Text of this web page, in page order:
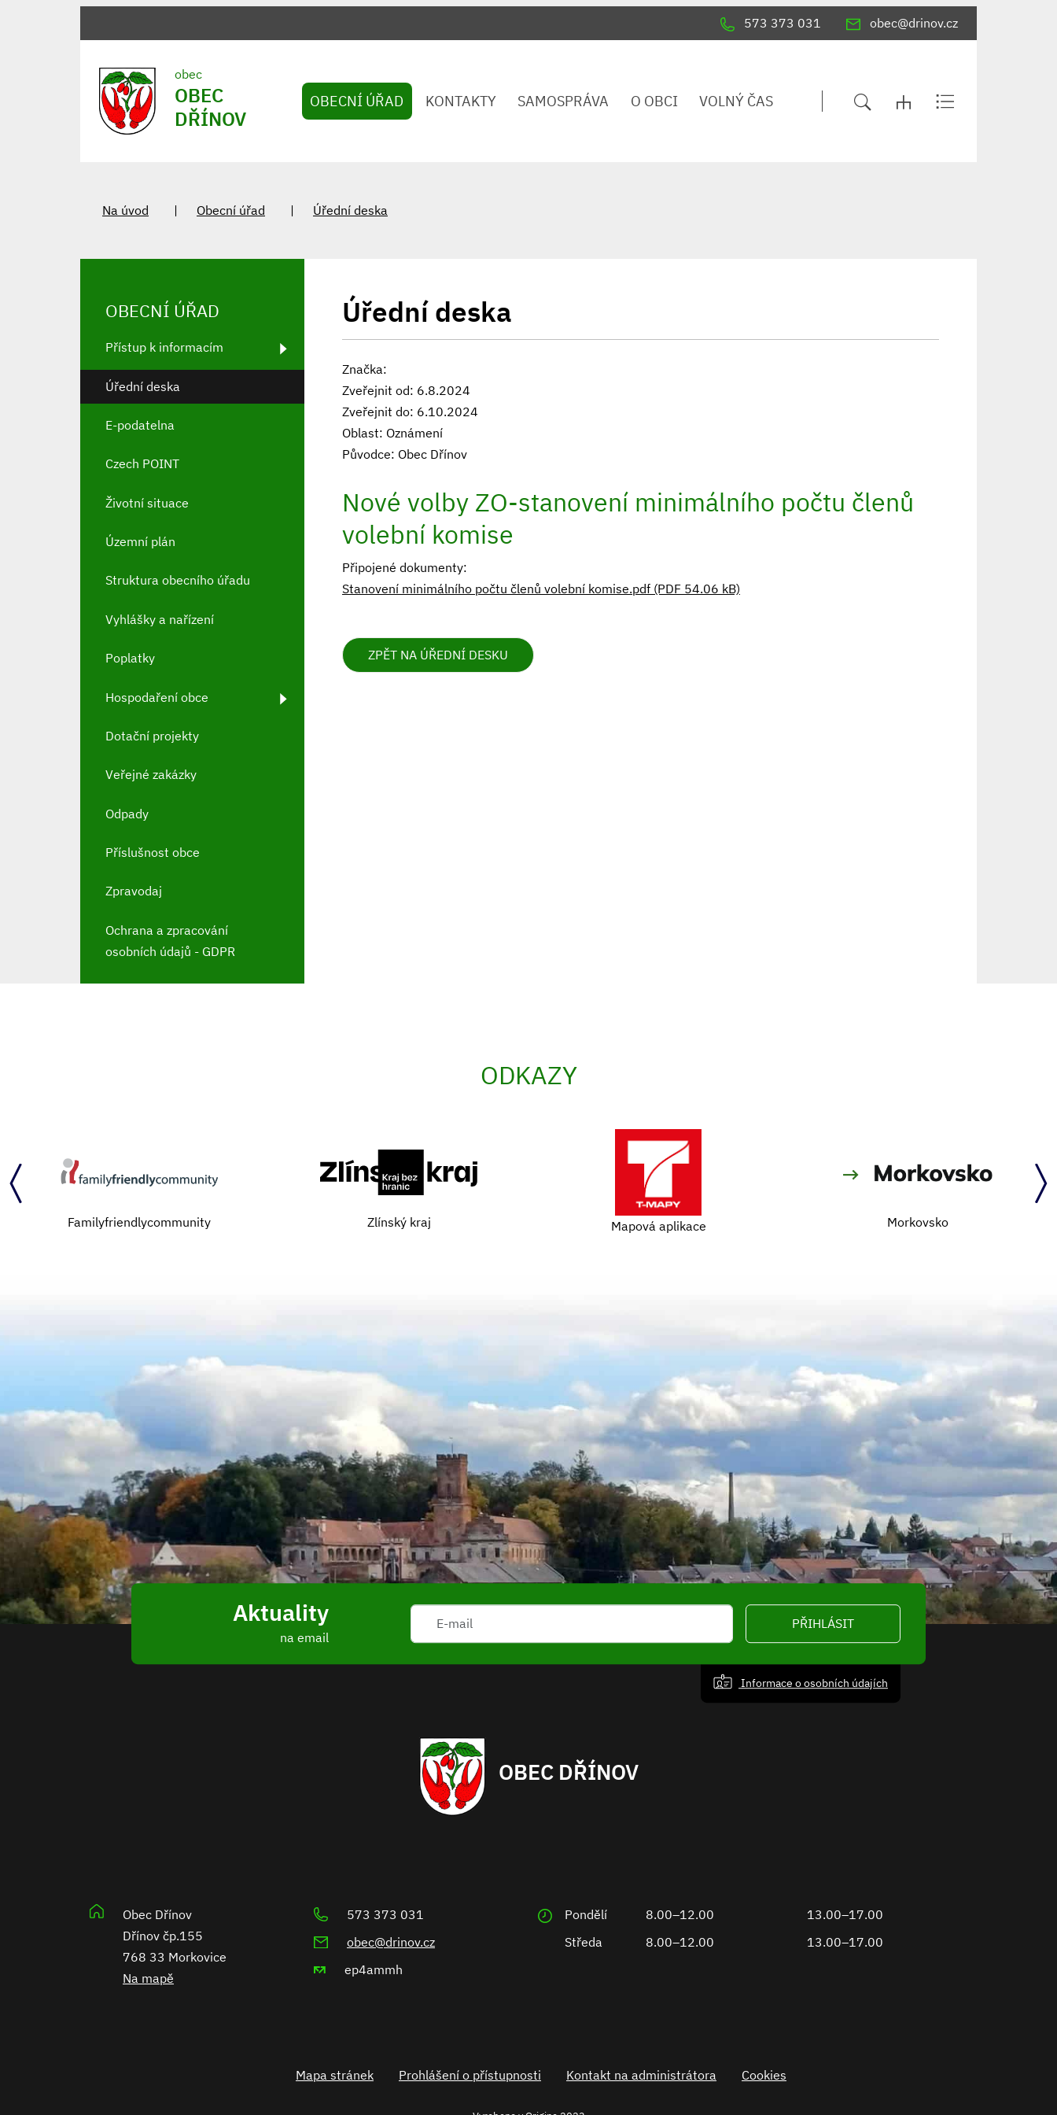
573 373 031 obec@drinov.cz
obec
OBEC
DŘÍNOV
OBECNÍ ÚŘAD KONTAKTY SAMOSPRÁVA O OBCI VOLNÝ ČAS
Na úvod Obecní úřad Úřední deska
Úřední deska
Značka:
Zveřejnit od: 6.8.2024
Zveřejnit do: 6.10.2024
Oblast: Oznámení
Původce: Obec Dřínov
Nové volby ZO-stanovení minimálního počtu členů
volební komise
Připojené dokumenty:
Stanovení minimálního počtu členů volební komise.pdf (PDF 54.06 kB)
ZPĚT NA ÚŘEDNÍ DESKU
OBECNÍ ÚŘAD
Přístup k informacím
Úřední deska
E-podatelna
Czech POINT
Životní situace
Územní plán
Struktura obecního úřadu
Vyhlášky a nařízení
Poplatky
Hospodaření obce
Dotační projekty
Veřejné zakázky
Odpady
Příslušnost obce
Zpravodaj
Ochrana a zpracování
osobních údajů - GDPR
ODKAZY
Familyfriendlycommunity Zlínský kraj Mapová aplikace Morkovsko
Aktuality
na email
PŘIHLÁSIT
Informace o osobních údajích
OBEC DŘÍNOV
Obec Dřínov
Dřínov čp.155
768 33 Morkovice
Na mapě
573 373 031
obec@drinov.cz
ep4ammh
Pondělí 8.00–12.00
13.00–17.00
Středa
8.00–12.00 13.00–17.00
Mapa stránek Prohlášení o přístupnosti Kontakt na administrátora Cookies